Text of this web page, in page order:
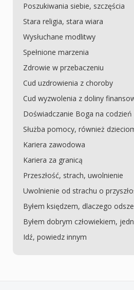
Poszukiwania siebie, szczęścia
Stara religia, stara wiara
Wysłuchane modlitwy
Spełnione marzenia
Zdrowie w przebaczeniu
Cud uzdrowienia z choroby
Cud wyzwolenia z doliny
Doświadczanie Boga na codzień
Służba pomocy, również
Kariera zawodowa
Kariera za granicą
Przeszłość, strach, uwolnienie
Uwolnienie od strachu o
Byłem księdzem, dlaczego
Byłem dobrym człowiekiem,
Idź, powiedz innym